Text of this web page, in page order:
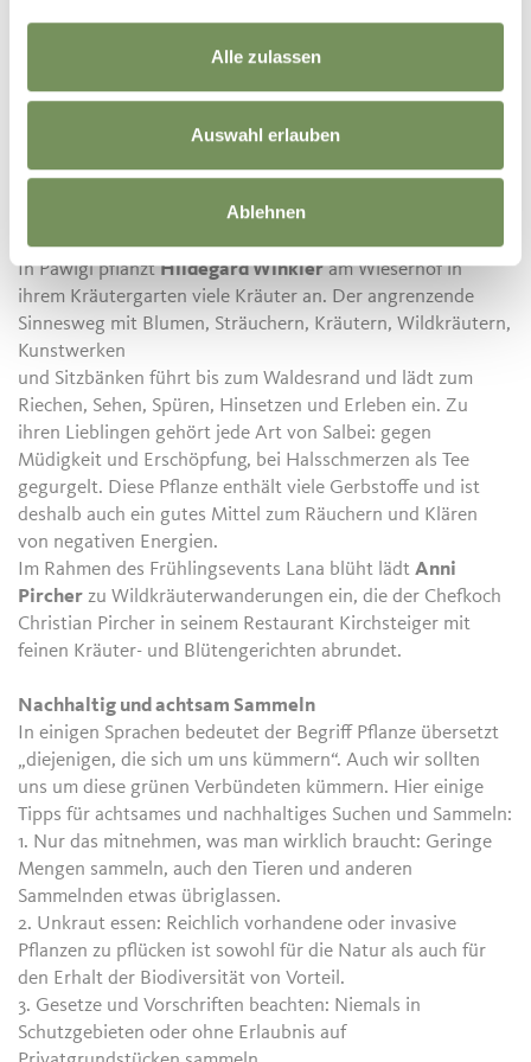
Alle zulassen
Auswahl erlauben
Ablehnen
Kräuteraufstriche mit Quark oder Ricotta, Tinkturen, Salben
und anderes mehr, selbst herzustellen und bei einer Jause
Aufstriche zu verkosten. Zu Theas Lieblingskräutern zählt
die Zitronenmelisse, die in vielen Gärten wächst, wild
Tinkturen, mit anderen Kräutern aufgemixt für grüne
Sommergetränke sowie als Beigabe in Salaten oder
Desserts verwendet werden.
In Pawigl pflanztHildegard Winkleram Wieserhof in
ihrem Kräutergarten viele Kräuter an. Der angrenzende
Sinnesweg mit Blumen, Sträuchern, Kräutern, Wildkräutern,
Kunstwerken
und Sitzbänken führt bis zum Waldesrand und lädt zum
Riechen, Sehen, Spüren, Hinsetzen und Erleben ein. Zu
ihren Lieblingen gehört jede Art von Salbei: gegen
Müdigkeit und Erschöpfung, bei Halsschmerzen als Tee
gegurgelt. Diese Pflanze enthält viele Gerbstoffe und ist
deshalb auch ein gutes Mittel zum Räuchern und Klären
von negativen Energien.
Im Rahmen des Frühlingsevents Lana blüht lädtAnni
Pircher zu Wildkräuterwanderungen ein, die der Chefkoch
Christian Pircher in seinem Restaurant Kirchsteiger mit
feinen Kräuter- und Blütengerichten abrundet.
Nachhaltig und achtsam Sammeln
In einigen Sprachen bedeutet der Begriff Pflanze übersetzt
„diejenigen, die sich um uns kümmern“. Auch wir sollten
uns um diese grünen Verbündeten kümmern. Hier einige
Tipps für achtsames und nachhaltiges Suchen und Sammeln:
1. Nur das mitnehmen, was man wirklich braucht: Geringe
Mengen sammeln, auch den Tieren und anderen
Sammelnden etwas übriglassen.
2. Unkraut essen: Reichlich vorhandene oder invasive
Pflanzen zu pflücken ist sowohl für die Natur als auch für
den Erhalt der Biodiversität von Vorteil.
3. Gesetze und Vorschriften beachten: Niemals in
Schutzgebieten oder ohne Erlaubnis auf